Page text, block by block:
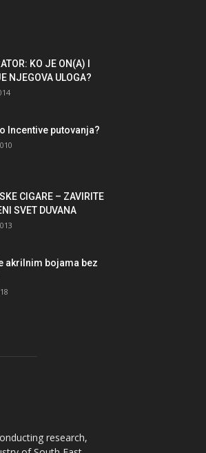
KO JE ON(A) I
NJEGOVA ULOGA?
Incentive putovanja?
CIGARE – ZAVIRITE
SVET DUVANA
akrilnim bojama bez
research,